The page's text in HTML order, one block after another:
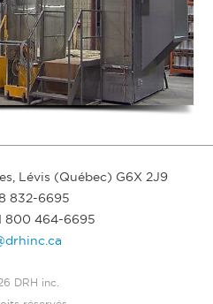
Lévis (Québec) G6X 2J9
832-6695
800 464-6695
DRH inc.